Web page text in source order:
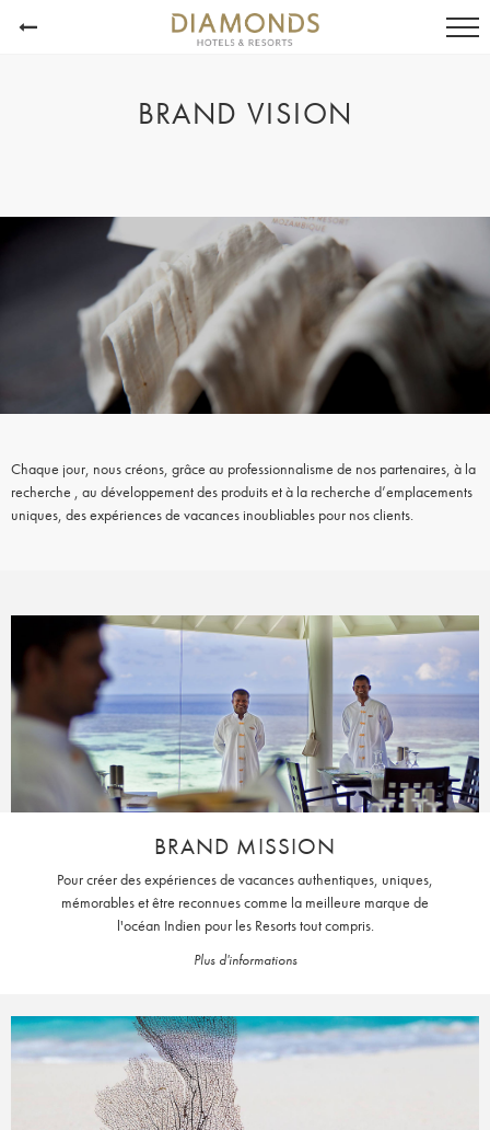
BRAND VISION
Chaque jour, nous créons, grâce au professionnalisme de nos partenaires, à la
recherche , au développement des produits et à la recherche d’emplacements
uniques, des expériences de vacances inoubliables pour nos clients.
BRAND MISSION
Pour créer des expériences de vacances authentiques, uniques,
mémorables et être reconnues comme la meilleure marque de
l'océan Indien pour les Resorts tout compris.
Plus d'informations